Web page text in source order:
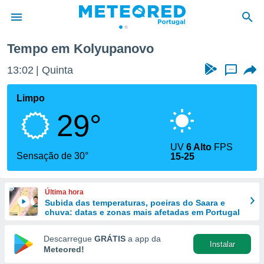
da
foi
fornecidas
a este
das
e
forma
digital
Tempo em Kolyupanovo
13:02 Quinta ...
Limpo
29°
Sensação de 30°
UV6 Alto FPS
15-25
Última hora
Subida das temperaturas, poeiras do Saara e
chuva: datas e zonas mais afetadas em Portugal
Descarregue GRÁTIS a app da
Meteored!
Instalar